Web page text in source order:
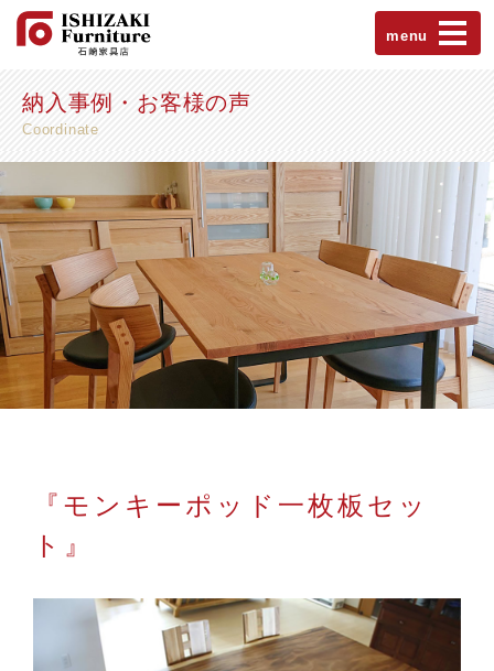
menu
納入事例・お客様の声
Coordinate
『モンキーポッド一枚板セッ
ト』